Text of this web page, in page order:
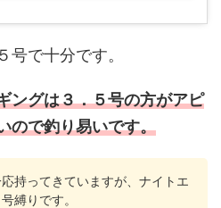
号で十分です。
ングは３．５号の方がアピ
ので釣り易いです。
持ってきていますが、ナイトエ
縛りです。